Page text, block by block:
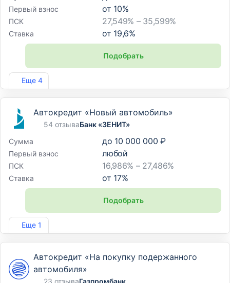
Еще 4
Первый взнос от 10%
ПСК 27,549% – 35,599%
Ставка от 19,6%
Подобрать
Лиц. №2307
Еще 1
Автокредит «Новый автомобиль»
54 отзываБанк «ЗЕНИТ»
Сумма
до 10 000 000 ₽
Первый взнос любой
ПСК 16,986% – 27,486%
Ставка от 17%
Подобрать
Лиц. №3255
Автокредит «На покупку подержанного
автомобиля»
23 отзываГазпромбанк